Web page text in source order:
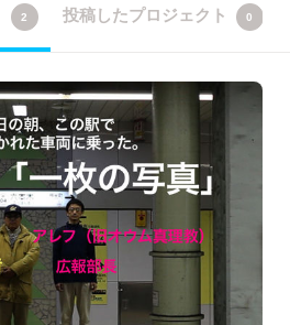
2 投稿したプロジェクト 0